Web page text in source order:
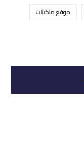
موقع ماكينات